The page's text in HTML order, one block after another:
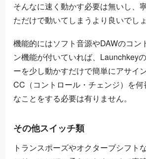
そんなに速く動かす必要は無いし、
ただけで動いてしまうより良いでしょ
機能的にはソフト音源やDAWのコン
ン機能が付いていれば、Launchkey
ーを少し動かすだけで簡単にアサイ
CC（コントロール・チェンジ）を
なことをする必要は有りません。
その他スイッチ類
トランスポーズやオクターブシフト